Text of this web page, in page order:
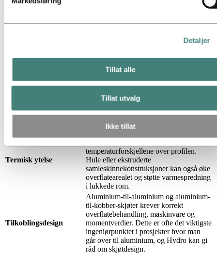
Detaljer
Tillat alle
Tillat utvalg
Ikke tillat
Aluminium er mindre ledende enn
aluminium trenger vanligvis et større
bør kontrolleres tidlig i plassbegrensede
skap, koblingsanlegg og innkapslinger.
Selv med et større tverrsnitt er
aluminiumledere vanligvis mye lettere
enn kobberekvivalenter. Dette kan
støttekonstruksjoner og forenkle
håndtering og installasjon.
Termisk ytelse
temperaturforskjellene over profilen.
Hule eller ekstruderte
samleskinnekonstruksjoner kan også øke
overflatearealet og støtte varmespredning
i lukkede rom.
Tilkoblingsdesign
Aluminium-til-aluminium og aluminium-
til-kobber-skjøter krever korrekt
overflatebehandling, maskinvare og
momentverdier. Dette er ofte det viktigste
ingeniørpunktet i prosjekter hvor man
går over til aluminium, og Hydro kan gi
råd om skjøtdesign.